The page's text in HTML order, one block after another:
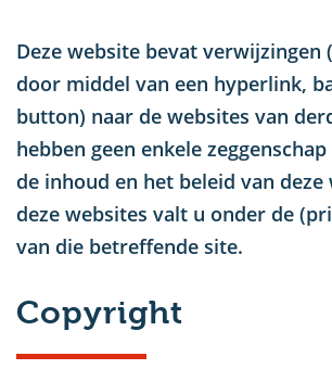
Deze website bevat verwijzingen
door middel van een hyperlink,
button) naar de websites van
hebben geen enkele
de inhoud en het beleid van deze
deze websites valt u onder de
van die betreffende site.
Copyright